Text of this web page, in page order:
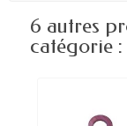
6 autres
catégorie :